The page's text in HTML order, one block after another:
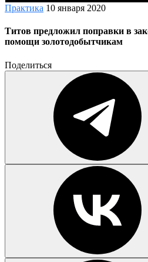
Практика 10 января 2020
Титов предложил поправки в
помощи золотодобытчикам
Поделиться